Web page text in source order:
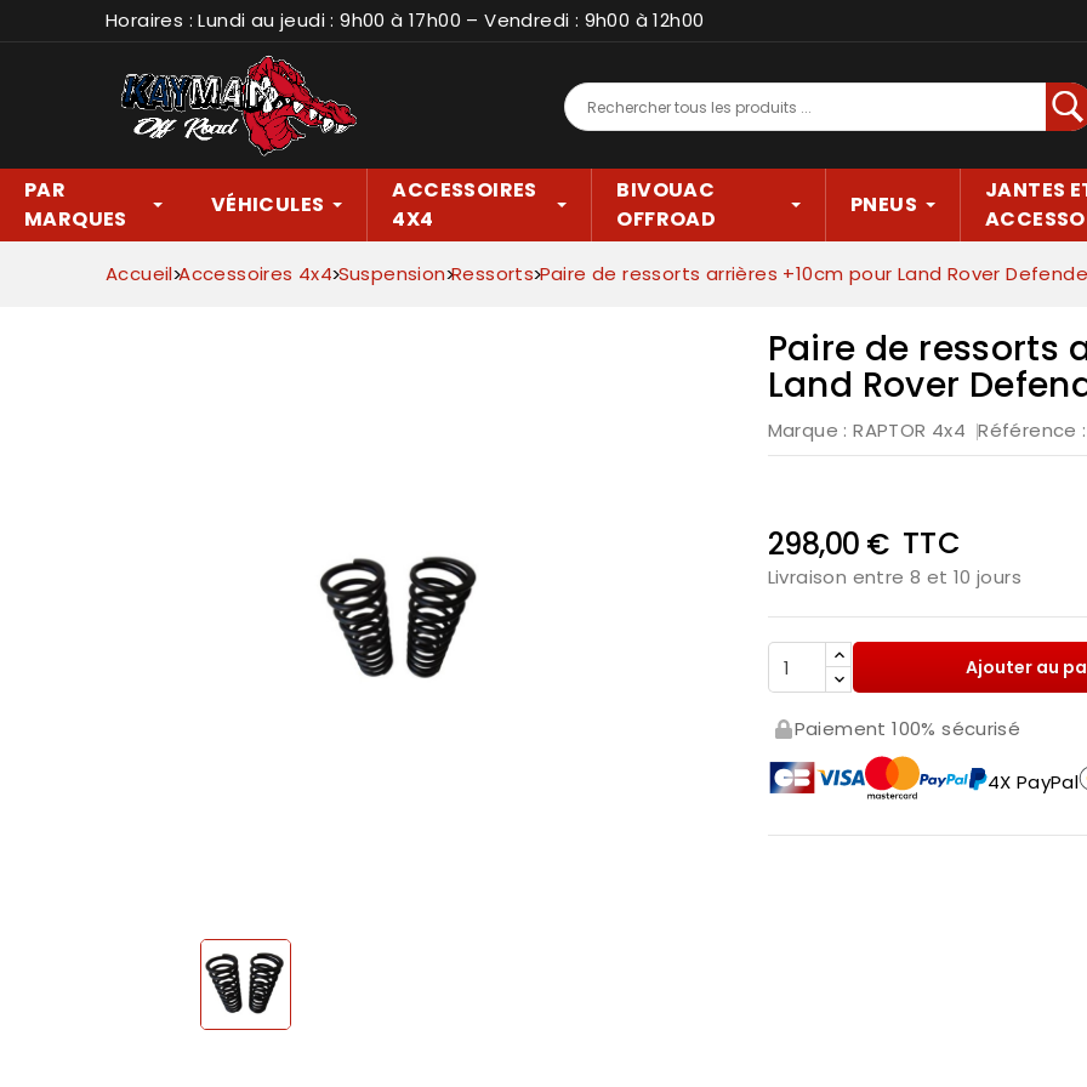
Horaires : Lundi au jeudi : 9h00 à 17h00 – Vendredi : 9h00 à 12h00
PAR
MARQUES
VÉHICULES
ACCESSOIRES
4X4
BIVOUAC
OFFROAD
PNEUS
JANTES
Accueil Accessoires 4x4 Suspension Ressorts Paire de ressorts arrières +10cm pour Land Rover
Paire de ressorts
Land Rover
Marque : RAPTOR 4x4 Référence
298,00 € TTC
Livraison entre 8 et 10 jours
Ajouter au
Paiement 100% sécurisé
4X PayPal